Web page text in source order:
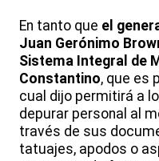
En tanto que el
Juan Gerónimo
Sistema Integral de
Constantino, que es
cual dijo permitirá a
depurar personal al
través de sus
tatuajes, apodos o